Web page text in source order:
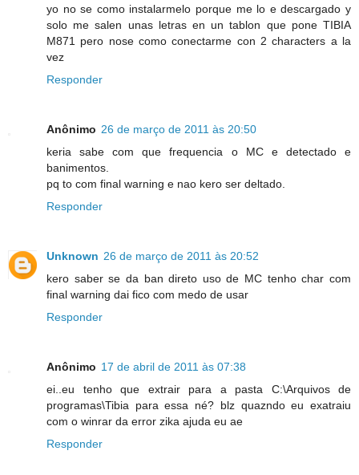
yo no se como instalarmelo porque me lo e descargado y
solo me salen unas letras en un tablon que pone TIBIA
M871 pero nose como conectarme con 2 characters a la
vez
Responder
Anônimo 26 de março de 2011 às 20:50
keria sabe com que frequencia o MC e detectado e
banimentos.
pq to com final warning e nao kero ser deltado.
Responder
Unknown 26 de março de 2011 às 20:52
kero saber se da ban direto uso de MC tenho char com
final warning dai fico com medo de usar
Responder
Anônimo 17 de abril de 2011 às 07:38
ei..eu tenho que extrair para a pasta C:\Arquivos de
programas\Tibia para essa né? blz quazndo eu exatraiu
com o winrar da error zika ajuda eu ae
Responder